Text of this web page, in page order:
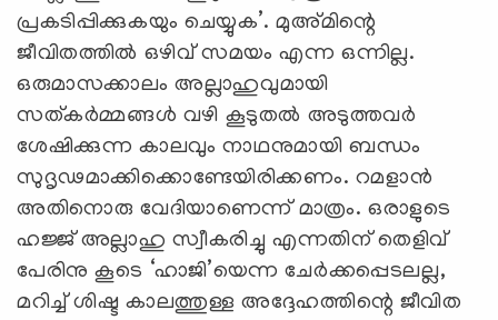
പ്രകടിപ്പിക്കുകയും ചെയ്യുക’. മുഅ്മിന്റെ
ജീവിതത്തില്‍ ഒഴിവ് സമയം എന്ന ഒന്നില്ല.
ഒരുമാസക്കാലം അല്ലാഹുവുമായി
സത്കര്‍മ്മങ്ങള്‍ വഴി കൂടുതല്‍ അടുത്തവര്‍
ശേഷിക്കുന്ന കാലവും നാഥനുമായി ബന്ധം
സുദൃഢമാക്കിക്കൊണ്ടേയിരിക്കണം. റമളാന്‍
അതിനൊരു വേദിയാണെന്ന് മാത്രം. ഒരാളുടെ
ഹജ്ജ് അല്ലാഹു സ്വീകരിച്ചു എന്നതിന് തെളിവ്
പേരിനു കൂടെ ‘ഹാജി’യെന്ന ചേര്‍ക്കപ്പെടലല്ല,
മറിച്ച് ശിഷ്ട കാലത്തുള്ള അദ്ദേഹത്തിന്റെ ജീവിത